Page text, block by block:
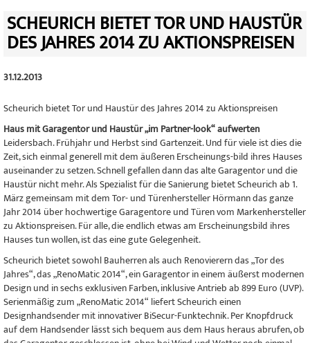
SCHEURICH BIETET TOR UND HAUSTÜR
DES JAHRES 2014 ZU AKTIONSPREISEN
31.12.2013
Scheurich bietet Tor und Haustür des Jahres 2014 zu Aktionspreisen
Haus mit Garagentor und Haustür „im Partner-look“ aufwerten
Leidersbach. Frühjahr und Herbst sind Gartenzeit. Und für viele ist dies die
Zeit, sich einmal generell mit dem äußeren Erscheinungs-bild ihres Hauses
auseinander zu setzen. Schnell gefallen dann das alte Garagentor und die
Haustür nicht mehr. Als Spezialist für die Sanierung bietet Scheurich ab 1.
März gemeinsam mit dem Tor- und Türenhersteller Hörmann das ganze
Jahr 2014 über hochwertige Garagentore und Türen vom Markenhersteller
zu Aktionspreisen. Für alle, die endlich etwas am Erscheinungsbild ihres
Hauses tun wollen, ist das eine gute Gelegenheit.
Scheurich bietet sowohl Bauherren als auch Renovierern das „Tor des
Jahres“, das „RenoMatic 2014“, ein Garagentor in einem äußerst modernen
Design und in sechs exklusiven Farben, inklusive Antrieb ab 899 Euro (UVP).
Serienmäßig zum „RenoMatic 2014“ liefert Scheurich einen
Designhandsender mit innovativer BiSecur-Funktechnik. Per Knopfdruck
auf dem Handsender lässt sich bequem aus dem Haus heraus abrufen, ob